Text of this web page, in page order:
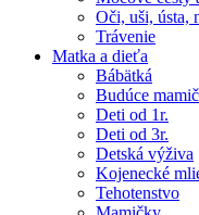
Oči, uši, ústa,
Trávenie
Matka a dieťa
Bábätká
Budúce
Deti od 1r.
Deti od 3r.
Detská výživa
Kojenecké
Tehotenstvo